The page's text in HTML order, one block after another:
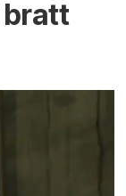
bratt